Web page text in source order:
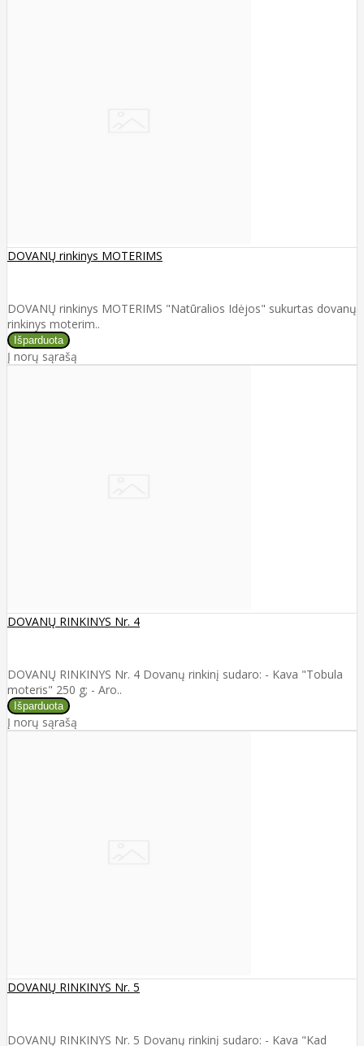
DOVANŲ rinkinys MOTERIMS
DOVANŲ rinkinys MOTERIMS "Natūralios Idėjos" sukurtas dovanų
rinkinys moterim..
Į norų sąrašą
DOVANŲ RINKINYS Nr. 4
DOVANŲ RINKINYS Nr. 4 Dovanų rinkinį sudaro: - Kava "Tobula
moteris" 250 g; - Aro..
Į norų sąrašą
DOVANŲ RINKINYS Nr. 5
DOVANŲ RINKINYS Nr. 5 Dovanų rinkinį sudaro: - Kava "Kad